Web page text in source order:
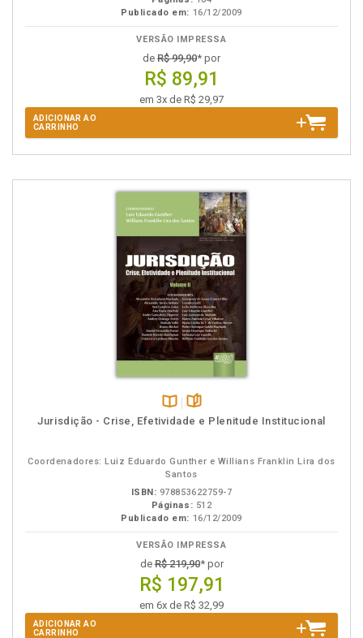
Publicado em: 16/12/2009
VERSÃO IMPRESSA
de R$ 99,90* por
R$ 89,91
em 3x de R$ 29,97
ADICIONAR AO
CARRINHO
Disponível
páginas
Jurisdição - Crise, Efetividade e Plenitude Institucional
Coordenadores: Luiz Eduardo Gunther e Willians Franklin Lira dos
Santos
ISBN: 978853622759-7
Páginas: 512
Publicado em: 16/12/2009
VERSÃO IMPRESSA
deR$ 219,90* por
R$ 197,91
em 6x de R$ 32,99
ADICIONAR AO
CARRINHO